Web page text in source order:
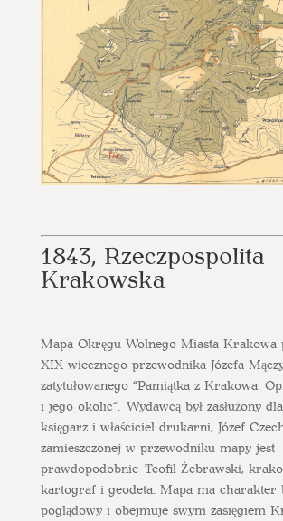
1843, Rzeczpospolita
Krakowska
Mapa Okręgu Wolnego Miasta Krakowa
XIX wiecznego przewodnika Józefa
zatytułowanego “Pamiątka z Krakowa.
i jego okolic“. Wydawcą był zasłużony
księgarz i właściciel drukarni, Józef
zamieszczonej w przewodniku mapy jest
prawdopodobnie Teofil Żebrawski,
kartograf i geodeta. Mapa ma charakter
poglądowy i obejmuje swym zasięgiem